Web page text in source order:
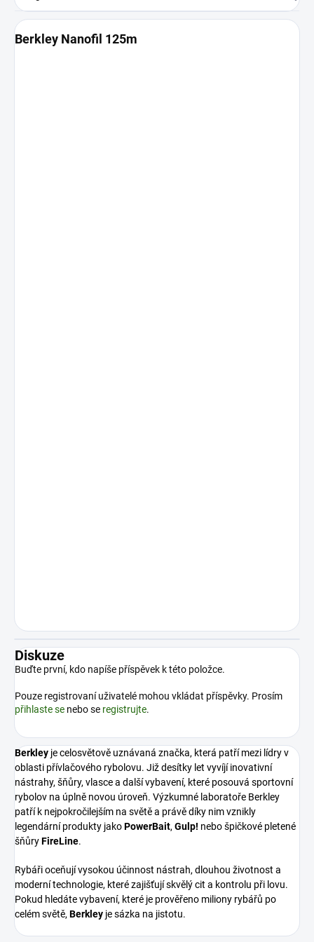
Berkley Nanofil 125m
Diskuze
Buďte první, kdo napíše příspěvek k této položce.
Pouze registrovaní uživatelé mohou vkládat příspěvky. Prosím
přihlaste se nebo se registrujte.
Berkley je celosvětově uznávaná značka, která patří mezi lídry v
oblasti přívlačového rybolovu. Již desítky let vyvíjí inovativní
nástrahy, šňůry, vlasce a další vybavení, které posouvá sportovní
rybolov na úplně novou úroveň. Výzkumné laboratoře Berkley
patří k nejpokročilejším na světě a právě díky nim vznikly
legendární produkty jakoPowerBait,Gulp! nebo špičkové pletené
šňůryFireLine.
Rybáři oceňují vysokou účinnost nástrah, dlouhou životnost a
moderní technologie, které zajišťují skvělý cit a kontrolu při lovu.
Pokud hledáte vybavení, které je prověřeno miliony rybářů po
celém světě,Berkley je sázka na jistotu.